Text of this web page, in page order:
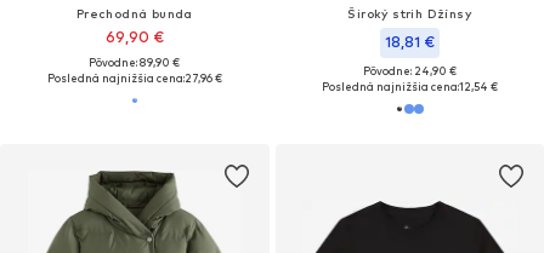
Prechodná bunda
69,90 €
Pôvodne: 89,90 €
Posledná najnižšia cena:27,96 €
Široký strih Džínsy
18,81 €
Pôvodne: 24,90 €
Posledná najnižšia cena:12,54 €